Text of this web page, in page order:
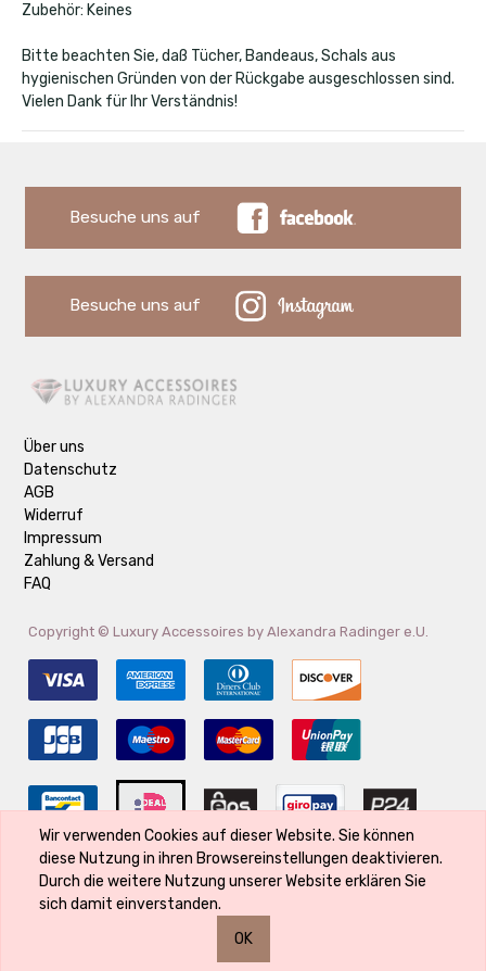
Wir verwenden Cookies auf dieser Website. Sie können
diese Nutzung in ihren Browsereinstellungen deaktivieren.
Durch die weitere Nutzung unserer Website erklären Sie
sich damit einverstanden.
OK
Zubehör: Keines
Bitte beachten Sie, daß Tücher, Bandeaus, Schals aus
hygienischen Gründen von der Rückgabe ausgeschlossen sind.
Vielen Dank für Ihr Verständnis!
Besuche uns auf
Besuche uns auf
Über uns
Datenschutz
AGB
Widerruf
Impressum
Zahlung & Versand
FAQ
Copyright © Luxury Accessoires by Alexandra Radinger e.U.
Der Markenname ist Eigentum des Rechte-Inhabers und wird verwendet,
weil er Bestandteil des Produktes ist und seine Qualität kennzeichnet